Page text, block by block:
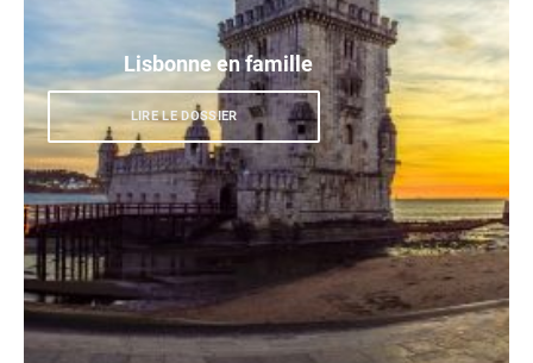
Lisbonne en famille
LIRE LE DOSSIER